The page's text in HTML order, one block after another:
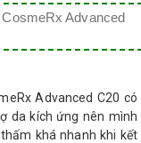
Advanced C20 có
da kích ứng nên mình
khá nhanh khi kết